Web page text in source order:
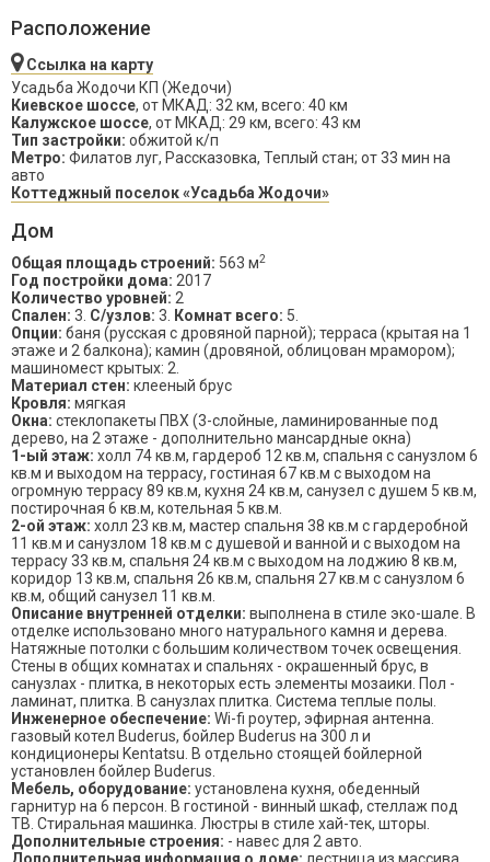
Расположение
Ссылка на карту
Усадьба Жодочи КП (Жедочи)
Киевское шоссе, от МКАД: 32 км, всего: 40 км
Калужское шоссе, от МКАД: 29 км, всего: 43 км
Тип застройки: обжитой к/п
Метро: Филатов луг, Рассказовка, Теплый стан; от 33 мин на
авто
Коттеджный поселок «Усадьба Жодочи»
Дом
Общая площадь строений: 563 м2
Год постройки дома: 2017
Количество уровней: 2
Спален: 3. С/узлов: 3. Комнат всего: 5.
Опции: баня (русская с дровяной парной); терраса (крытая на 1
этаже и 2 балкона); камин (дровяной, облицован мрамором);
машиномест крытых: 2.
Материал стен: клееный брус
Кровля: мягкая
Окна: стеклопакеты ПВХ (3-слойные, ламинированные под
дерево, на 2 этаже - дополнительно мансардные окна)
1-ый этаж: холл 74 кв.м, гардероб 12 кв.м, спальня с санузлом 6
кв.м и выходом на террасу, гостиная 67 кв.м с выходом на
огромную террасу 89 кв.м, кухня 24 кв.м, санузел с душем 5 кв.м,
постирочная 6 кв.м, котельная 5 кв.м.
2-ой этаж: холл 23 кв.м, мастер спальня 38 кв.м с гардеробной
11 кв.м и санузлом 18 кв.м с душевой и ванной и с выходом на
террасу 33 кв.м, спальня 24 кв.м с выходом на лоджию 8 кв.м,
коридор 13 кв.м, спальня 26 кв.м, спальня 27 кв.м с санузлом 6
кв.м, общий санузел 11 кв.м.
Описание внутренней отделки: выполнена в стиле эко-шале. В
отделке использовано много натурального камня и дерева.
Натяжные потолки с большим количеством точек освещения.
Стены в общих комнатах и спальнях - окрашенный брус, в
санузлах - плитка, в некоторых есть элементы мозаики. Пол -
ламинат, плитка. В санузлах плитка. Система теплые полы.
Инженерное обеспечение: Wi-fi роутер, эфирная антенна.
газовый котел Buderus, бойлер Buderus на 300 л и
кондиционеры Kentatsu. В отдельно стоящей бойлерной
установлен бойлер Buderus.
Мебель, оборудование: установлена кухня, обеденный
гарнитур на 6 персон. В гостиной - винный шкаф, стеллаж под
ТВ. Стиральная машинка. Люстры в стиле хай-тек, шторы.
Дополнительные строения: - навес для 2 авто.
Дополнительная информация о доме: лестница из массива